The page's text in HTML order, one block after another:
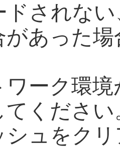
ドされな
があった
ーク環境
てください
ュをクリ